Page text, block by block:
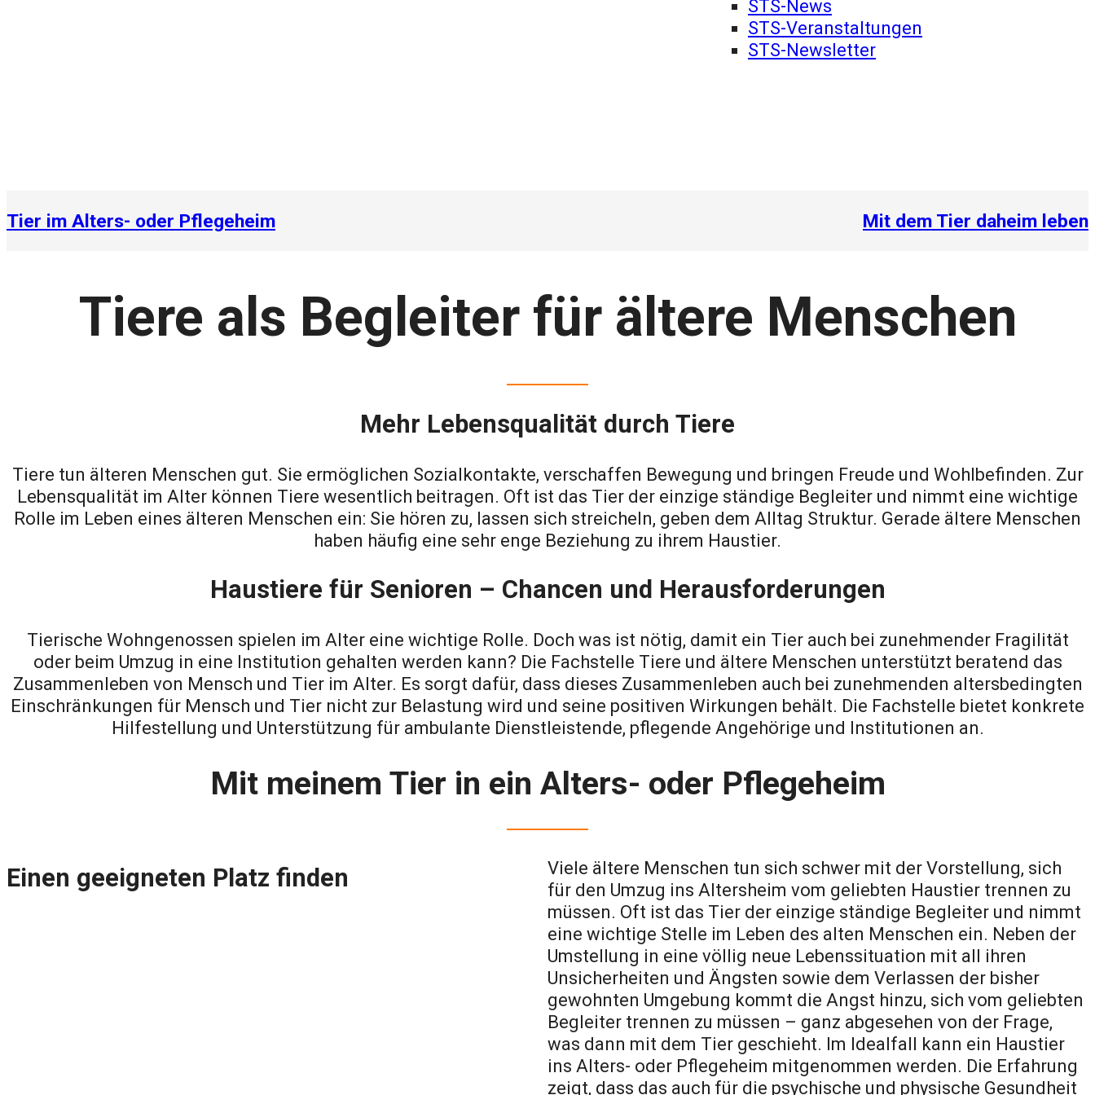
STS-News
STS-Veranstaltungen
STS-Newsletter
Tier im Alters- oder Pflegeheim Mit dem Tier daheim leben
Tiere als Begleiter für ältere Menschen
Mehr Lebensqualität durch Tiere
Tiere tun älteren Menschen gut. Sie ermöglichen Sozialkontakte, verschaffen Bewegung und bringen Freude und Wohlbefinden. Zur
Lebensqualität im Alter können Tiere wesentlich beitragen. Oft ist das Tier der einzige ständige Begleiter und nimmt eine wichtige
Rolle im Leben eines älteren Menschen ein: Sie hören zu, lassen sich streicheln, geben dem Alltag Struktur. Gerade ältere Menschen
haben häufig eine sehr enge Beziehung zu ihrem Haustier.
Haustiere für Senioren – Chancen und Herausforderungen
Tierische Wohngenossen spielen im Alter eine wichtige Rolle. Doch was ist nötig, damit ein Tier auch bei zunehmender Fragilität
oder beim Umzug in eine Institution gehalten werden kann? Die Fachstelle Tiere und ältere Menschen unterstützt beratend das
Zusammenleben von Mensch und Tier im Alter. Es sorgt dafür, dass dieses Zusammenleben auch bei zunehmenden altersbedingten
Einschränkungen für Mensch und Tier nicht zur Belastung wird und seine positiven Wirkungen behält. Die Fachstelle bietet konkrete
Hilfestellung und Unterstützung für ambulante Dienstleistende, pflegende Angehörige und Institutionen an.
Mit meinem Tier in ein Alters- oder Pflegeheim
Einen geeigneten Platz finden
Viele ältere Menschen tun sich schwer mit der Vorstellung, sich
für den Umzug ins Altersheim vom geliebten Haustier trennen zu
müssen. Oft ist das Tier der einzige ständige Begleiter und nimmt
eine wichtige Stelle im Leben des alten Menschen ein. Neben der
Umstellung in eine völlig neue Lebenssituation mit all ihren
Unsicherheiten und Ängsten sowie dem Verlassen der bisher
gewohnten Umgebung kommt die Angst hinzu, sich vom geliebten
Begleiter trennen zu müssen – ganz abgesehen von der Frage,
was dann mit dem Tier geschieht. Im Idealfall kann ein Haustier
ins Alters- oder Pflegeheim mitgenommen werden. Die Erfahrung
zeigt, dass das auch für die psychische und physische Gesundheit